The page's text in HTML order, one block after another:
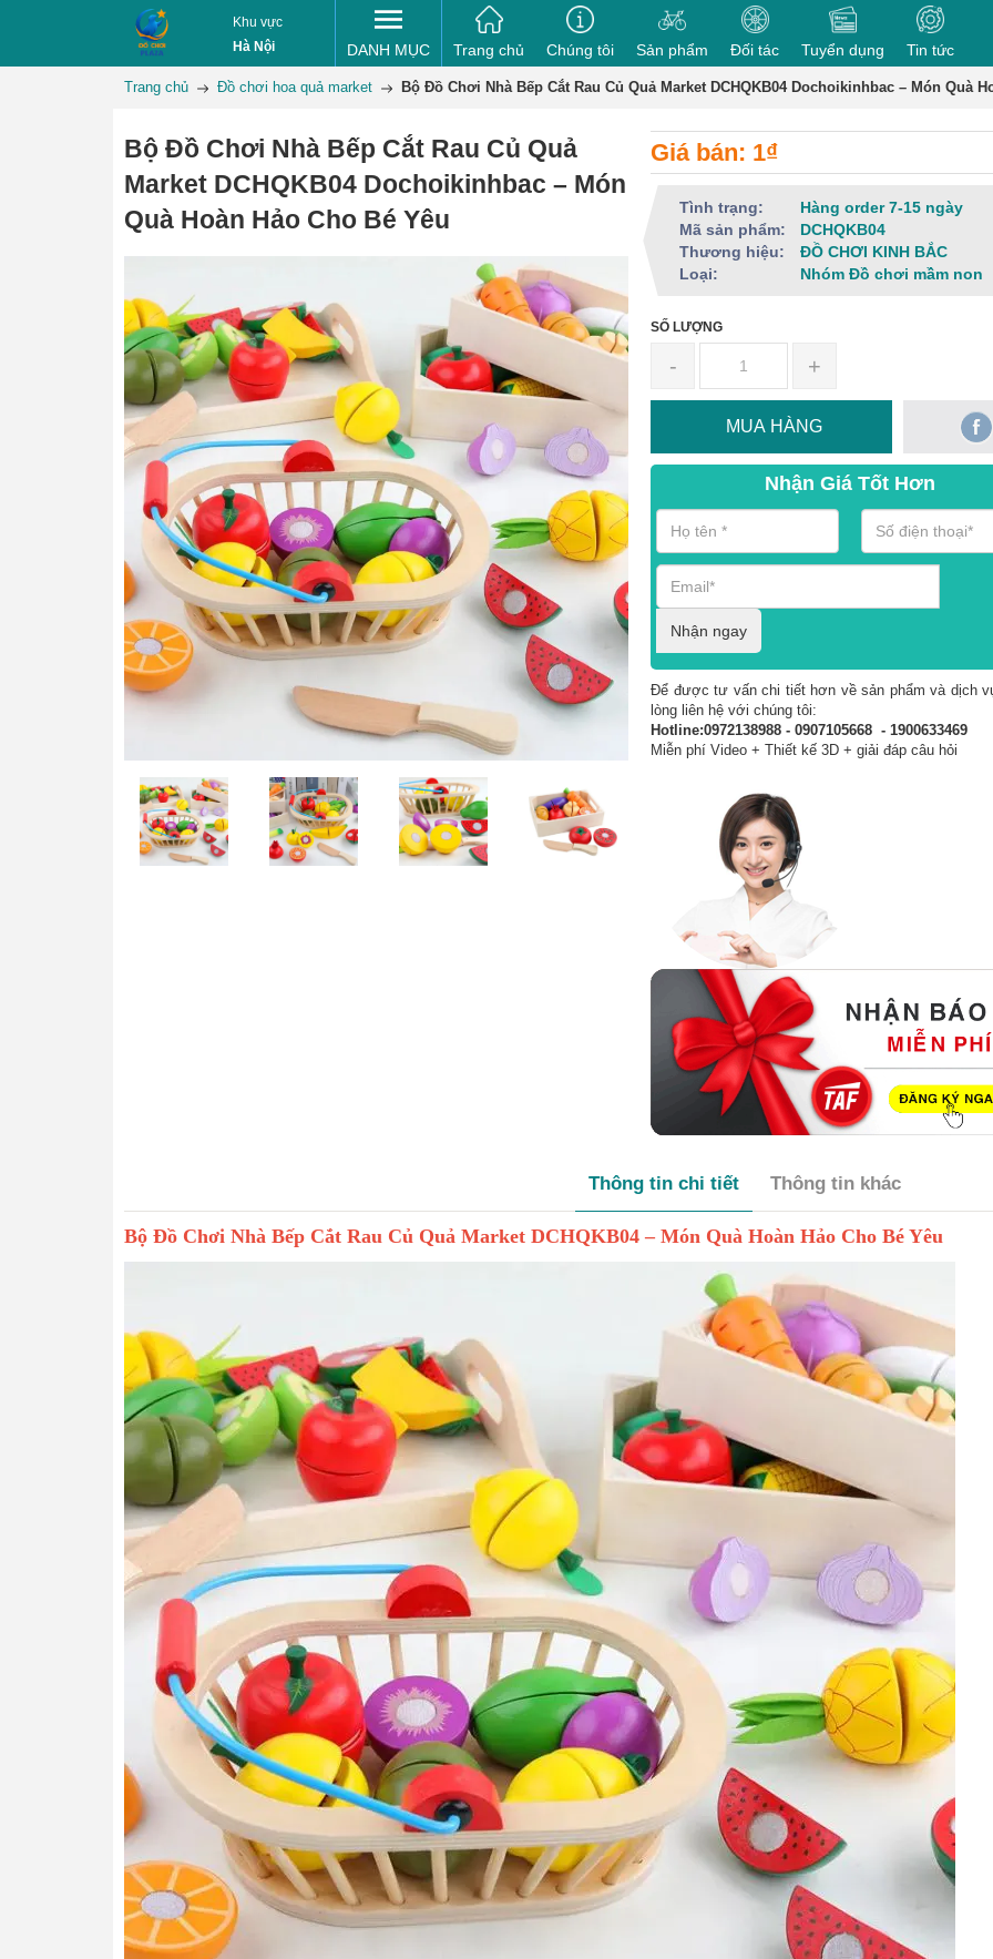
Khu vực
Hà Nội
DANH MỤC Trang chủ Chúng tôi Sản phẩm Đối tác Tuyển dụng Tin tức
Trang chủ Đồ chơi hoa quả market Bộ Đồ Chơi Nhà Bếp Cắt Rau Củ Quả Market DCHQKB04 Dochoikinhbac – Món Quà
Bộ Đồ Chơi Nhà Bếp Cắt Rau Củ Quả
Market DCHQKB04 Dochoikinhbac – Món
Quà Hoàn Hảo Cho Bé Yêu
Giá bán: 1₫
Tình trạng:
Hàng order 7-15 ngày
Mã sản phẩm:
DCHQKB04
Thương hiệu:
ĐỒ CHƠI KINH BẮC
Loại:
Nhóm Đồ chơi mầm non
SỐ LƯỢNG
- +
MUA HÀNG
Nhận Giá Tốt Hơn
Nhận ngay
Để được tư vấn chi tiết hơn về sản phẩm và dịch
lòng liên hệ với chúng tôi:
Hotline:0972138988 - 0907105668 - 1900633469
Miễn phí Video + Thiết kế 3D + giải đáp câu hỏi
Thông tin chi tiết Thông tin khác
Bộ Đồ Chơi Nhà Bếp Cắt Rau Củ Quả Market DCHQKB04 – Món Quà Hoàn Hảo Cho Bé Yêu